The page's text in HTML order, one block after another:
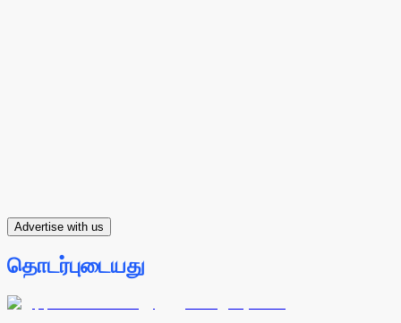
Advertise with us
தொடர்புடையது